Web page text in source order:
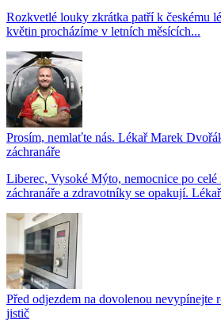
Rozkvetlé louky zkrátka patří k českému
květin procházíme v letních měsících...
Prosím, nemlaťte nás. Lékař Marek
záchranáře
Liberec, Vysoké Mýto, nemocnice po
záchranáře a zdravotníky se opakují.
Před odjezdem na dovolenou nevypínejte
jistič